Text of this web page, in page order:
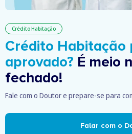
Crédito Habitação
Crédito Habitação
aprovado? É meio
fechado!
Fale com o Doutor e prepare-se para
Falar com o